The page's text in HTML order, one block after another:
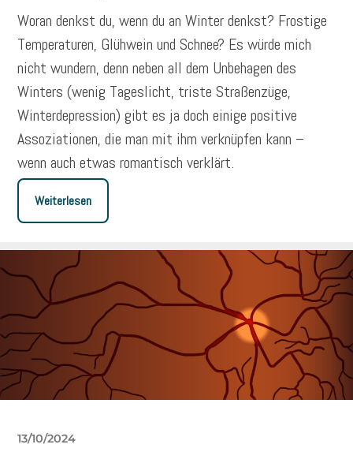
Woran denkst du, wenn du an Winter denkst? Frostige
Temperaturen, Glühwein und Schnee? Es würde mich
nicht wundern, denn neben all dem Unbehagen des
Winters (wenig Tageslicht, triste Straßenzüge,
Winterdepression) gibt es ja doch einige positive
Assoziationen, die man mit ihm verknüpfen kann –
wenn auch etwas romantisch verklärt.
Weiterlesen
13/10/2024